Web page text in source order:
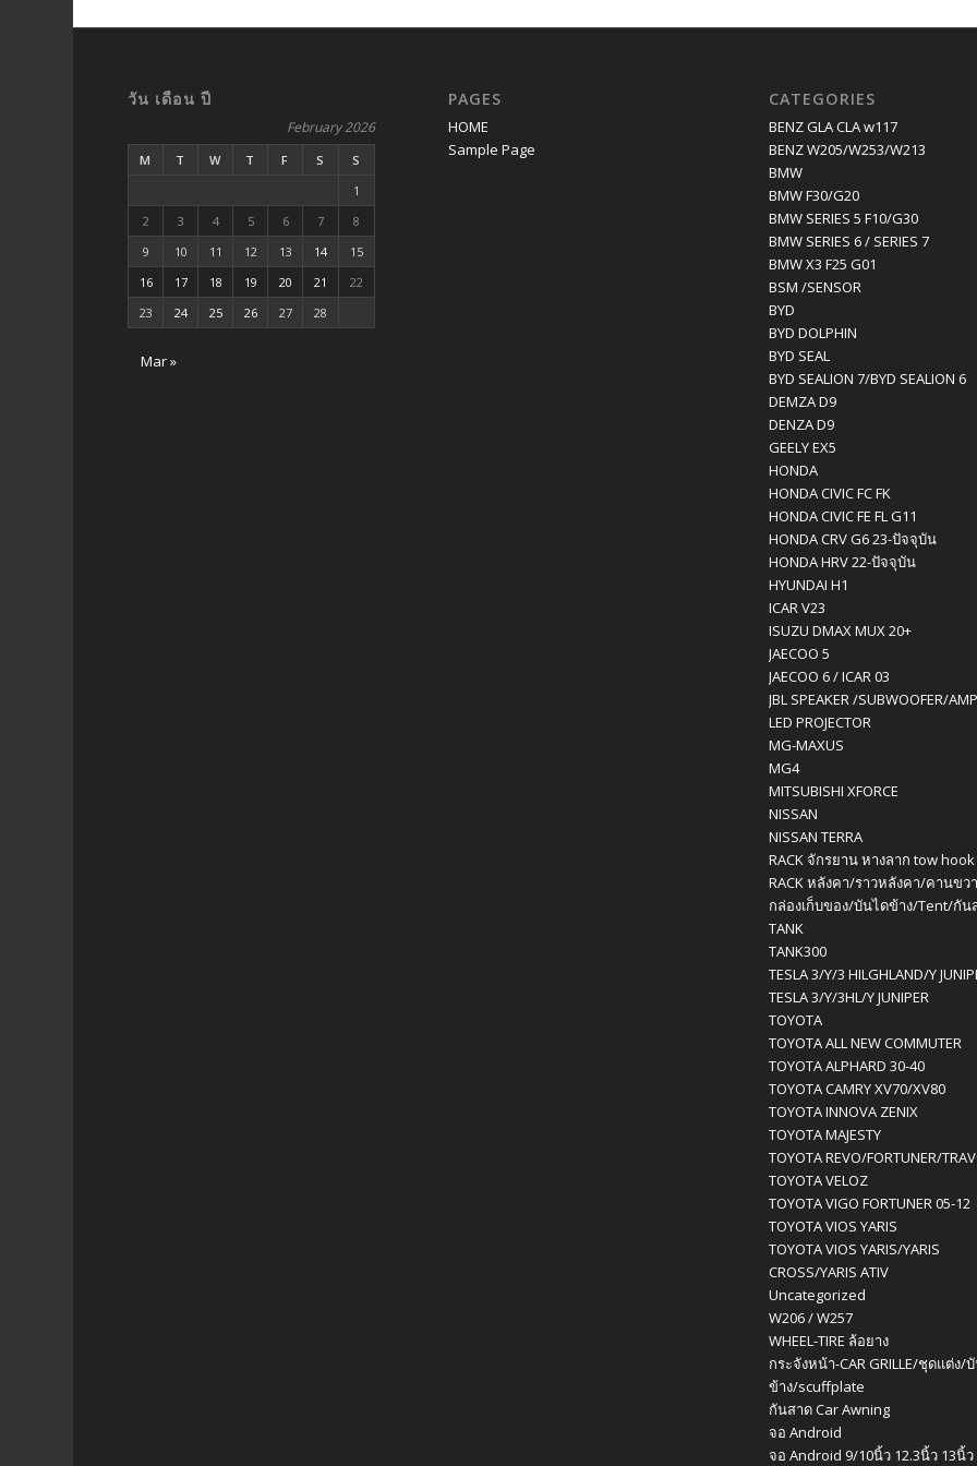
วัน เดือน ปี
February 2026
M T W T F S
S
1
2
3 4 5 6 7
8
9
10 11 12 13 14
15
16
17 18 19 20 21
22
23
24 25 26 27 28
Mar »
PAGES
HOME
Sample Page
CATEGORIES
BENZ GLA CLA w117
BENZ W205/W253/W213
BMW
BMW F30/G20
BMW SERIES 5 F10/G30
BMW SERIES 6 / SERIES 7
BMW X3 F25 G01
BSM /SENSOR
BYD
BYD DOLPHIN
BYD SEAL
BYD SEALION 7/BYD SEALION 6
DEMZA D9
DENZA D9
GEELY EX5
HONDA
HONDA CIVIC FC FK
HONDA CIVIC FE FL G11
HONDA CRV G6 23-ปัจจุบัน
HONDA HRV 22-ปัจจุบัน
HYUNDAI H1
ICAR V23
ISUZU DMAX MUX 20+
JAECOO 5
JAECOO 6 / ICAR 03
JBL SPEAKER /SUBWOOFER/AMP
LED PROJECTOR
MG-MAXUS
MG4
MITSUBISHI XFORCE
NISSAN
NISSAN TERRA
RACK จักรยาน หางลาก tow hook
RACK หลังคา/ราวหลังคา/คานขว
กล่องเก็บของ/บันไดข้าง/Tent/กัน
TANK
TANK300
TESLA 3/Y/3 HILGHLAND/Y
TESLA 3/Y/3HL/Y JUNIPER
TOYOTA
TOYOTA ALL NEW COMMUTER
TOYOTA ALPHARD 30-40
TOYOTA CAMRY XV70/XV80
TOYOTA INNOVA ZENIX
TOYOTA MAJESTY
TOYOTA REVO/FORTUNER/
TOYOTA VELOZ
TOYOTA VIGO FORTUNER 05-12
TOYOTA VIOS YARIS
TOYOTA VIOS YARIS/YARIS
CROSS/YARIS ATIV
Uncategorized
W206 / W257
WHEEL-TIRE ล้อยาง
กระจังหน้า-CAR GRILLE/ชุดแต่ง/
ข้าง/scuffplate
กันสาด Car Awning
จอ Android
จอ Android 9/10นิ้ว 12.3นิ้ว 13นิ้ว